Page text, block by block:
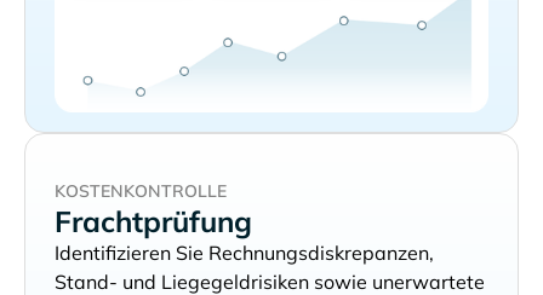
KOSTENKONTROLLE
Frachtprüfung
Identifizieren Sie Rechnungsdiskrepanzen,
Stand- und Liegegeldrisiken sowie unerwartete